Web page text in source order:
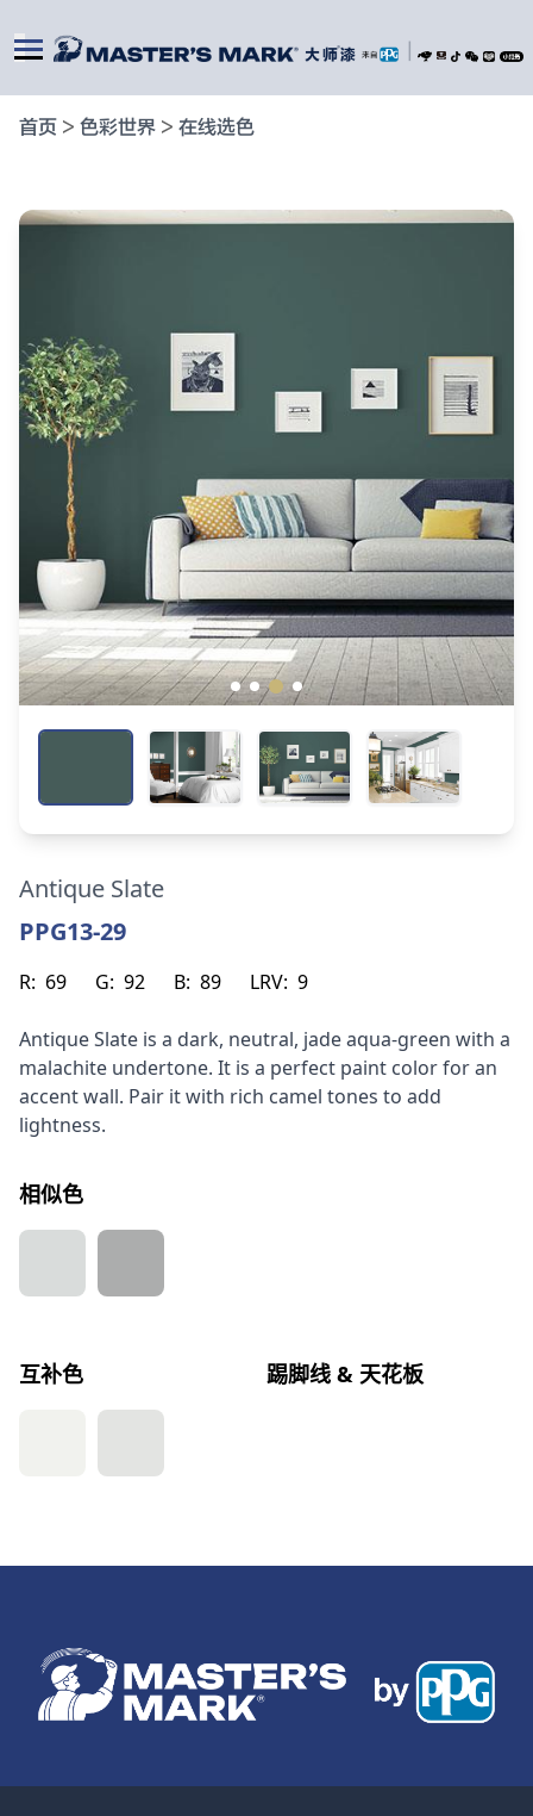
首页 > 色彩世界 > 在线选色
Antique Slate
PPG13-29
R: 69 G: 92 B: 89 LRV: 9
Antique Slate is a dark, neutral, jade aqua-green with a
malachite undertone. It is a perfect paint color for an
accent wall. Pair it with rich camel tones to add
lightness.
相似色
互补色 踢脚线 & 天花板